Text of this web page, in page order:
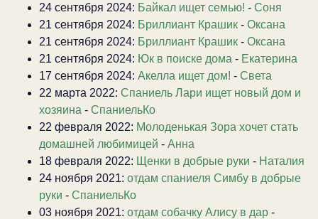
24 сентября 2024: Байкал ищет семью! - Соня
21 сентября 2024: Бриллиант Крашик - Оксана
21 сентября 2024: Бриллиант Крашик - Оксана
21 сентября 2024: Юк в поиске дома - Екатерина
17 сентября 2024: Акелла ищет дом! - Света
22 марта 2022: Спаниель Лари ищет новый дом и
хозяина - СпаниельКо
22 февраля 2022: Молоденькая Зора хочет стать
домашней любимицей - Анна
18 февраля 2022: Щенки в добрые руки - Наталия
24 ноября 2021: отдам спаниеля Симбу в добрые
руки - СпаниельКо
03 ноября 2021: отдам собачку Алису в дар -